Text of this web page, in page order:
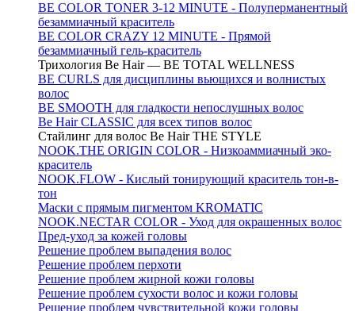
BE COLOR TONER 3-12 MINUTE - Полуперманентный
безаммиачный краситель
BE COLOR CRAZY 12 MINUTE - Прямой
безаммиачный гель-краситель
Трихология Be Hair — BE TOTAL WELLNESS
BE CURLS для дисциплины вьющихся и волнистых
волос
BE SMOOTH для гладкости непослушных волос
Be Hair CLASSIC для всех типов волос
Стайлинг для волос Be Hair THE STYLE
NOOK.THE ORIGIN COLOR - Низкоаммиачный эко-
краситель
NOOK.FLOW - Кислый тонирующий краситель тон-в-
тон
Маски с прямым пигментом KROMATIC
NOOK.NECTAR COLOR - Уход для окрашенных волос
Пред-уход за кожей головы
Решение проблем выпадения волос
Решение проблем перхоти
Решение проблем жирной кожи головы
Решение проблем сухости волос и кожи головы
Решение проблем чувствительной кожи головы